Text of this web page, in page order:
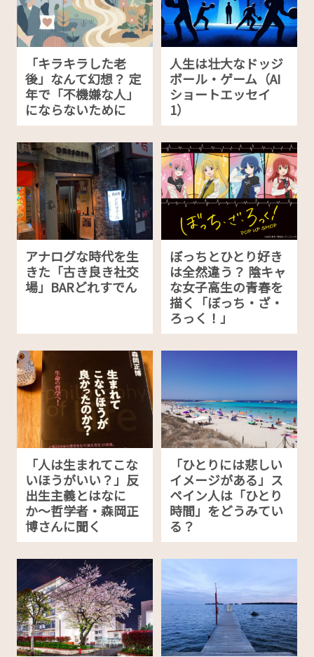
「キラキラした老
後」なんて幻想？ 定
年で「不機嫌な人」
にならないために
人生は壮大なドッジ
ボール・ゲーム（AI
ショートエッセイ
1）
アナログな時代を生
きた「古き良き社交
場」BARどれすでん
ぼっちとひとり好き
は全然違う？ 陰キャ
な女子高生の青春を
描く「ぼっち・ざ・
ろっく！」
「人は生まれてこな
いほうがいい？」反
出生主義とはなに
か〜哲学者・森岡正
博さんに聞く
「ひとりには悲しい
イメージがある」ス
ペイン人は「ひとり
時間」をどうみてい
る？